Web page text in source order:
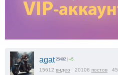
agat 25482 +5
15612 видео 20106 постов 45